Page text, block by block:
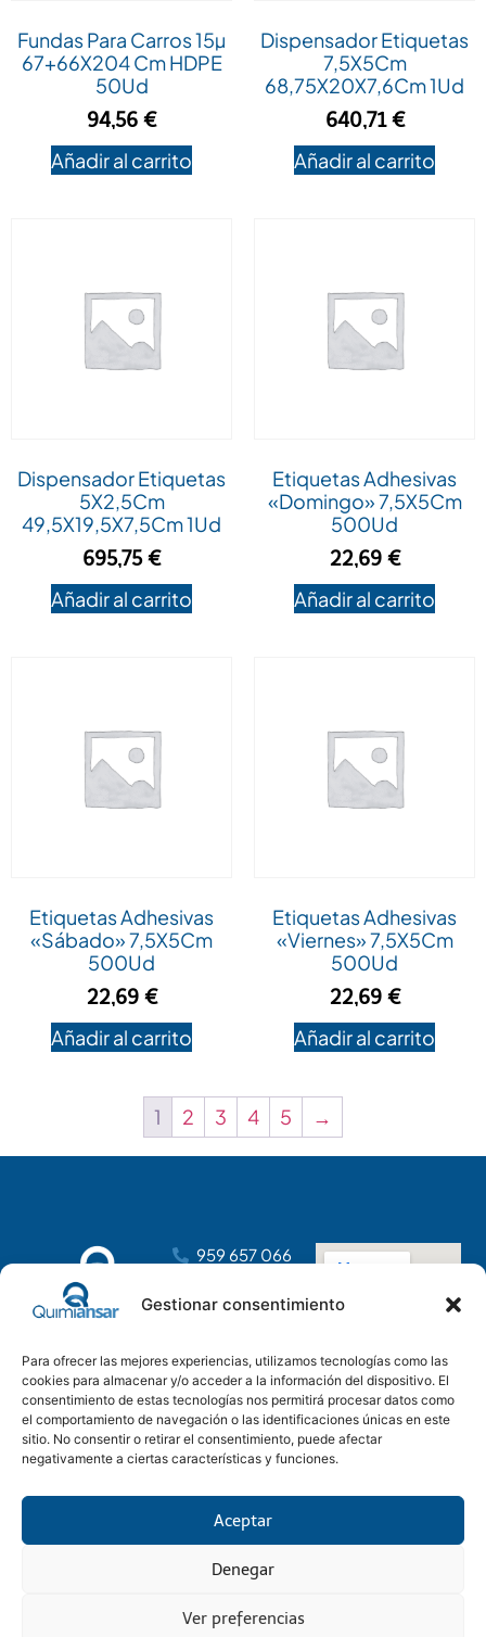
Gestionar consentimiento
Para ofrecer las mejores experiencias, utilizamos tecnologías como las
cookies para almacenar y/o acceder a la información del dispositivo. El
consentimiento de estas tecnologías nos permitirá procesar datos como
el comportamiento de navegación o las identificaciones únicas en este
sitio. No consentir o retirar el consentimiento, puede afectar
negativamente a ciertas características y funciones.
Aceptar
Denegar
Ver preferencias
Fundas Para Carros 15µ
67+66X204 Cm HDPE
50Ud
94,56 €
Añadir al carrito
Dispensador Etiquetas
7,5X5Cm
68,75X20X7,6Cm 1Ud
640,71€
Añadir al carrito
Dispensador Etiquetas
5X2,5Cm
49,5X19,5X7,5Cm 1Ud
695,75€
Añadir al carrito
Etiquetas Adhesivas
«Domingo» 7,5X5Cm
500Ud
22,69 €
Añadir al carrito
Etiquetas Adhesivas
«Sábado» 7,5X5Cm
500Ud
22,69 €
Añadir al carrito
Etiquetas Adhesivas
«Viernes» 7,5X5Cm
500Ud
22,69 €
Añadir al carrito
1 2 3 4 5 →
959 657 066
Tartessos, C.
C, nave 14
21610 San Juan
del Puerto,
Huelva
Política Privacidad
Onutactil Soluciones Tecnológicas & Marketing Digital